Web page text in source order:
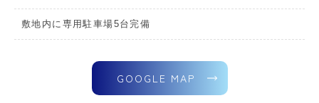
敷地内に専用駐車場5台完備
GOOGLE MAP